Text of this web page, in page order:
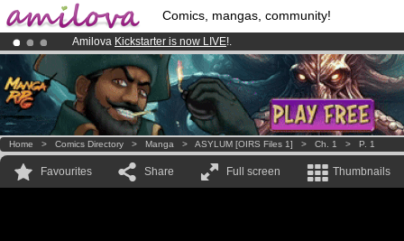
Comics, mangas, community!
Amilova Kickstarter is now LIVE!.
Premium membership from3.95 eurosper month !Get membership
Already 100000 membersand 1000 comics & mangas!.
Home > Comics Directory > Manga > ASYLUM [OIRS Files 1] > Ch. 1 > P. 1
Favourites Share Full screen Thumbnails